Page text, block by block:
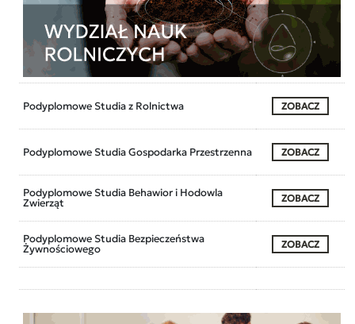
Podyplomowe Studia z Rolnictwa ZOBACZ
Podyplomowe Studia Gospodarka Przestrzenna ZOBACZ
Podyplomowe Studia Behawior i Hodowla
Zwierząt ZOBACZ
Podyplomowe Studia Bezpieczeństwa
Żywnościowego ZOBACZ